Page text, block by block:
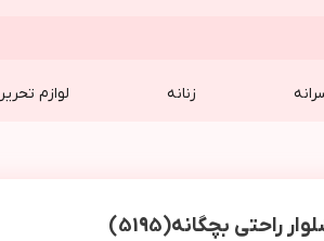
زنانه لوازم تحریر
بچگانه(5195)